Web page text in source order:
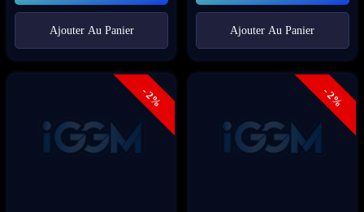
Ajouter Au Panier Ajouter Au Panier
- 2% - 2%